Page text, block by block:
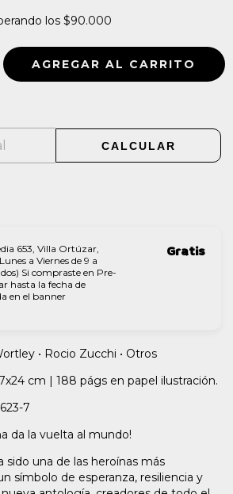
los $90.000
CALCULAR
653, Villa Ortúzar,
a Viernes de 9 a
Si compraste en Pre-
hasta la fecha de
en el banner
Gratis
• Rocio Zucchi • Otros
cm | 188 págs en papel ilustración.
7
da la vuelta al mundo!
sido una de las heroínas más
símbolo de esperanza, resiliencia y